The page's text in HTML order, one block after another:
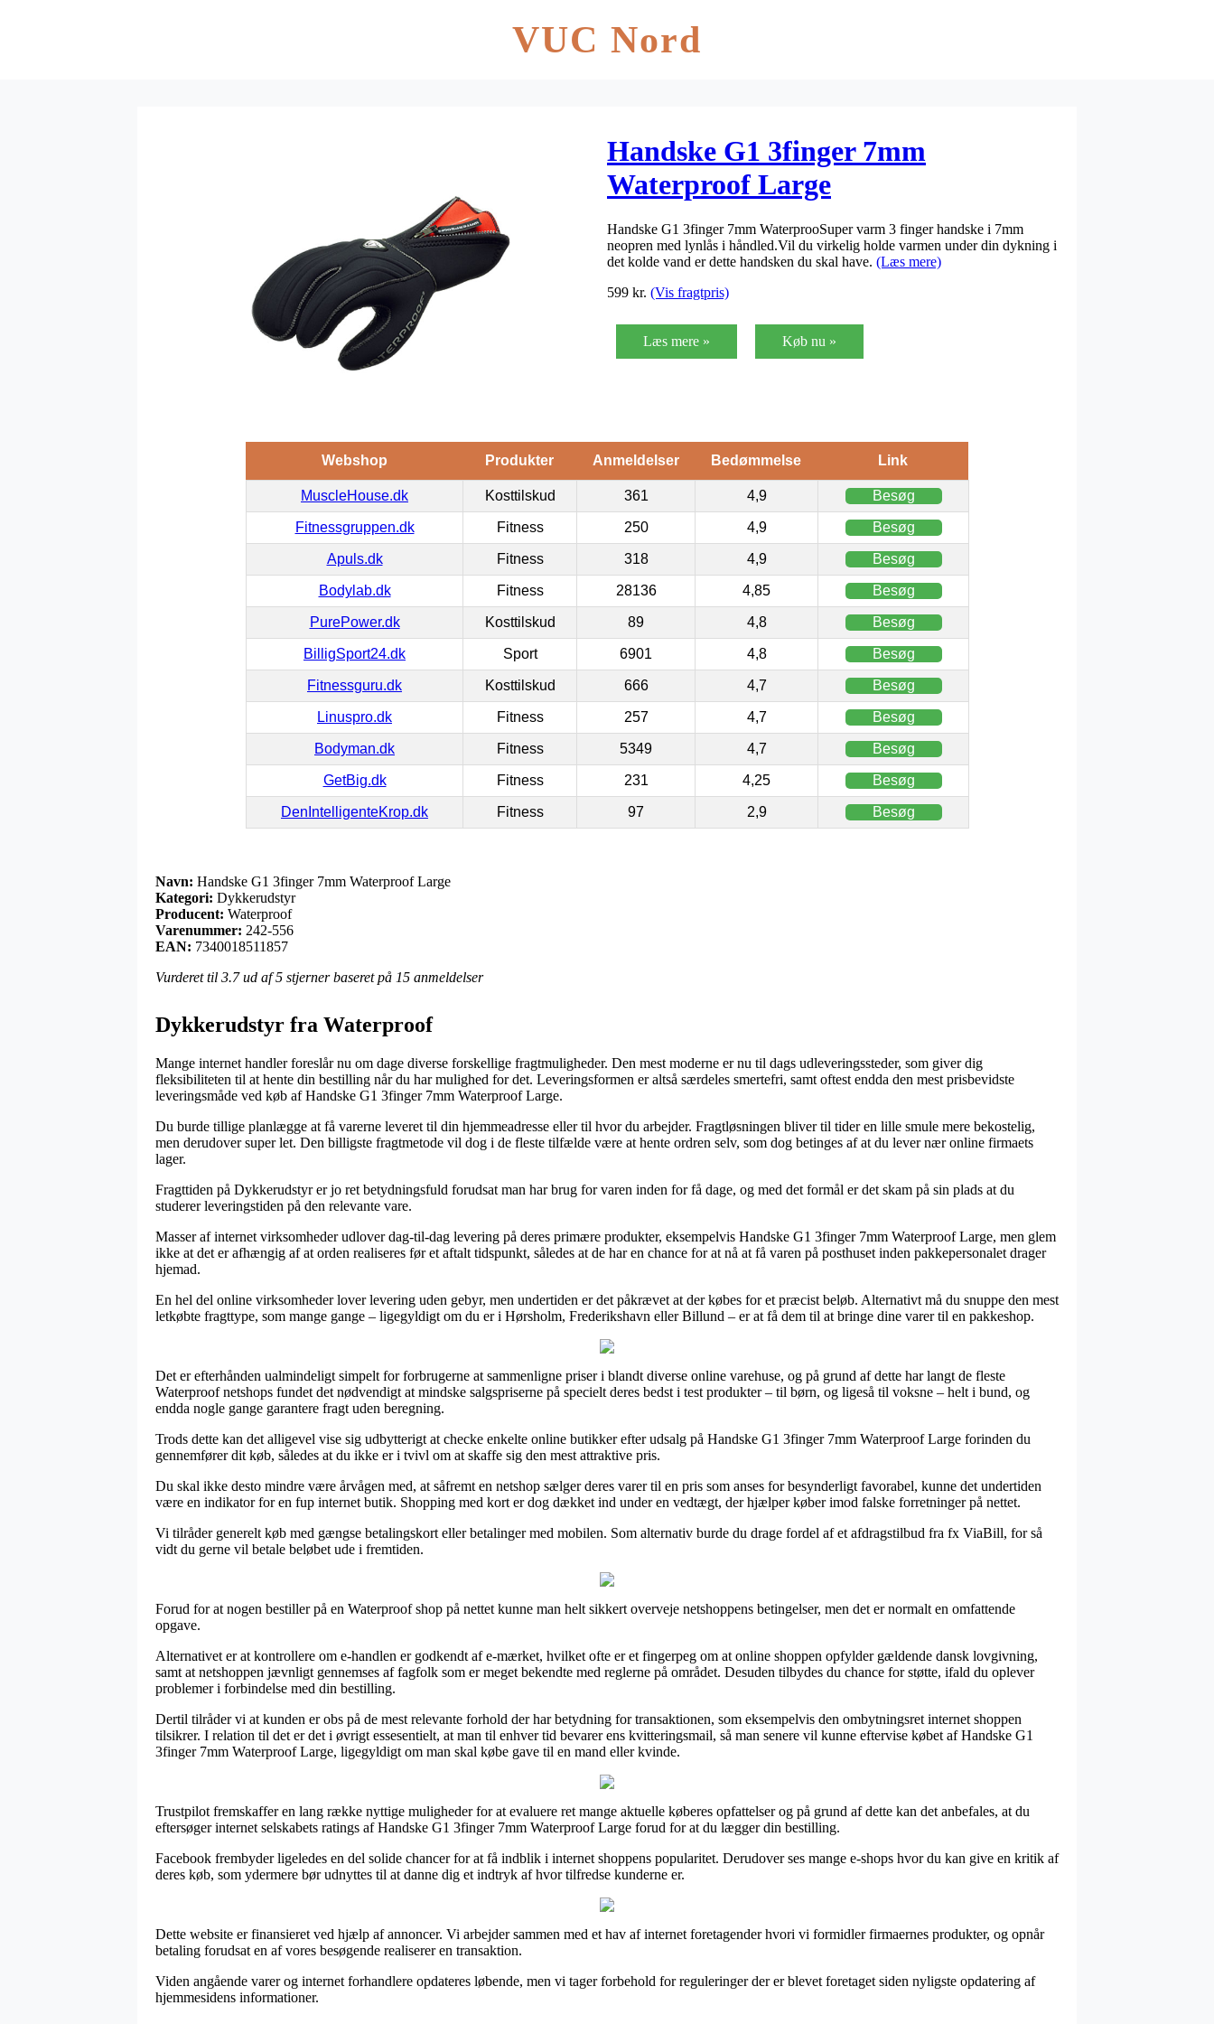
VUC Nord
Handske G1 3finger 7mm
Waterproof Large
Handske G1 3finger 7mm WaterprooSuper varm 3 finger handske i 7mm
neopren med lynlås i håndled.Vil du virkelig holde varmen under din dykning i
det kolde vand er dette handsken du skal have. (Læs mere)
599 kr. (Vis fragtpris)
Læs mere » Køb nu »
Webshop Produkter Anmeldelser Bedømmelse Link
MuscleHouse.dk Kosttilskud 361 4,9 Besøg
Fitnessgruppen.dk Fitness 250 4,9 Besøg
Apuls.dk Fitness 318 4,9 Besøg
Bodylab.dk Fitness 28136 4,85 Besøg
PurePower.dk Kosttilskud 89 4,8 Besøg
BilligSport24.dk Sport 6901 4,8 Besøg
Fitnessguru.dk Kosttilskud 666 4,7 Besøg
Linuspro.dk Fitness 257 4,7 Besøg
Bodyman.dk Fitness 5349 4,7 Besøg
GetBig.dk Fitness 231 4,25 Besøg
DenIntelligenteKrop.dk Fitness 97 2,9 Besøg
Navn: Handske G1 3finger 7mm Waterproof Large
Kategori: Dykkerudstyr
Producent: Waterproof
Varenummer: 242-556
EAN: 7340018511857
Vurderet til 3.7ud af 5 stjerner baseret på 15 anmeldelser
Dykkerudstyr fra Waterproof
Mange internet handler foreslår nu om dage diverse forskellige fragtmuligheder. Den mest moderne er nu til dags udleveringssteder, som giver dig
fleksibiliteten til at hente din bestilling når du har mulighed for det. Leveringsformen er altså særdeles smertefri, samt oftest endda den mest prisbevidste
leveringsmåde ved køb af Handske G1 3finger 7mm Waterproof Large.
Du burde tillige planlægge at få varerne leveret til din hjemmeadresse eller til hvor du arbejder. Fragtløsningen bliver til tider en lille smule mere bekostelig,
men derudover super let. Den billigste fragtmetode vil dog i de fleste tilfælde være at hente ordren selv, som dog betinges af at du lever nær online firmaets
lager.
Fragttiden på Dykkerudstyr er jo ret betydningsfuld forudsat man har brug for varen inden for få dage, og med det formål er det skam på sin plads at du
studerer leveringstiden på den relevante vare.
Masser af internet virksomheder udlover dag-til-dag levering på deres primære produkter, eksempelvis Handske G1 3finger 7mm Waterproof Large, men glem
ikke at det er afhængig af at orden realiseres før et aftalt tidspunkt, således at de har en chance for at nå at få varen på posthuset inden pakkepersonalet drager
hjemad.
En hel del online virksomheder lover levering uden gebyr, men undertiden er det påkrævet at der købes for et præcist beløb. Alternativt må du snuppe den mest
letkøbte fragttype, som mange gange – ligegyldigt om du er i Hørsholm, Frederikshavn eller Billund – er at få dem til at bringe dine varer til en pakkeshop.
Det er efterhånden ualmindeligt simpelt for forbrugerne at sammenligne priser i blandt diverse online varehuse, og på grund af dette har langt de fleste
Waterproof netshops fundet det nødvendigt at mindske salgspriserne på specielt deres bedst i test produkter – til børn, og ligeså til voksne – helt i bund, og
endda nogle gange garantere fragt uden beregning.
Trods dette kan det alligevel vise sig udbytterigt at checke enkelte online butikker efter udsalg på Handske G1 3finger 7mm Waterproof Large forinden du
gennemfører dit køb, således at du ikke er i tvivl om at skaffe sig den mest attraktive pris.
Du skal ikke desto mindre være årvågen med, at såfremt en netshop sælger deres varer til en pris som anses for besynderligt favorabel, kunne det undertiden
være en indikator for en fup internet butik. Shopping med kort er dog dækket ind under en vedtægt, der hjælper køber imod falske forretninger på nettet.
Vi tilråder generelt køb med gængse betalingskort eller betalinger med mobilen. Som alternativ burde du drage fordel af et afdragstilbud fra fx ViaBill, for så
vidt du gerne vil betale beløbet ude i fremtiden.
Forud for at nogen bestiller på en Waterproof shop på nettet kunne man helt sikkert overveje netshoppens betingelser, men det er normalt en omfattende
opgave.
Alternativet er at kontrollere om e-handlen er godkendt af e-mærket, hvilket ofte er et fingerpeg om at online shoppen opfylder gældende dansk lovgivning,
samt at netshoppen jævnligt gennemses af fagfolk som er meget bekendte med reglerne på området. Desuden tilbydes du chance for støtte, ifald du oplever
problemer i forbindelse med din bestilling.
Dertil tilråder vi at kunden er obs på de mest relevante forhold der har betydning for transaktionen, som eksempelvis den ombytningsret internet shoppen
tilsikrer. I relation til det er det i øvrigt essesentielt, at man til enhver tid bevarer ens kvitteringsmail, så man senere vil kunne eftervise købet af Handske G1
3finger 7mm Waterproof Large, ligegyldigt om man skal købe gave til en mand eller kvinde.
Trustpilot fremskaffer en lang række nyttige muligheder for at evaluere ret mange aktuelle køberes opfattelser og på grund af dette kan det anbefales, at du
eftersøger internet selskabets ratings af Handske G1 3finger 7mm Waterproof Large forud for at du lægger din bestilling.
Facebook frembyder ligeledes en del solide chancer for at få indblik i internet shoppens popularitet. Derudover ses mange e-shops hvor du kan give en kritik af
deres køb, som ydermere bør udnyttes til at danne dig et indtryk af hvor tilfredse kunderne er.
Dette website er finansieret ved hjælp af annoncer. Vi arbejder sammen med et hav af internet foretagender hvori vi formidler firmaernes produkter, og opnår
betaling forudsat en af vores besøgende realiserer en transaktion.
Viden angående varer og internet forhandlere opdateres løbende, men vi tager forbehold for reguleringer der er blevet foretaget siden nyligste opdatering af
hjemmesidens informationer.